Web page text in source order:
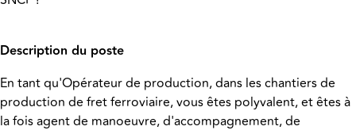
Description du poste
En tant qu'Opérateur de production, dans les chantiers de
production de fret ferroviaire, vous êtes polyvalent, et êtes à
la fois agent de manoeuvre, d'accompagnement, de